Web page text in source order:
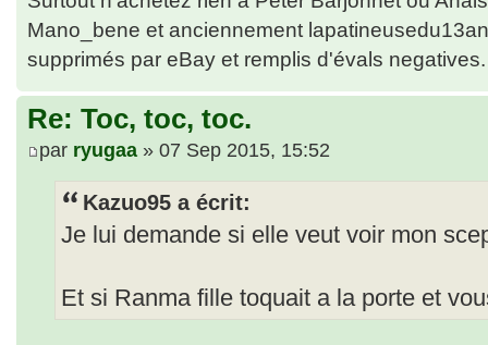
Mano_bene et anciennement
supprimés par eBay et remplis d'évals
Re: Toc, toc, toc.
par ryugaa » 07 Sep 2015, 15:52
Kazuo95 a écrit:
Je lui demande si elle veut voir mon
Et si Ranma fille toquait a la porte et